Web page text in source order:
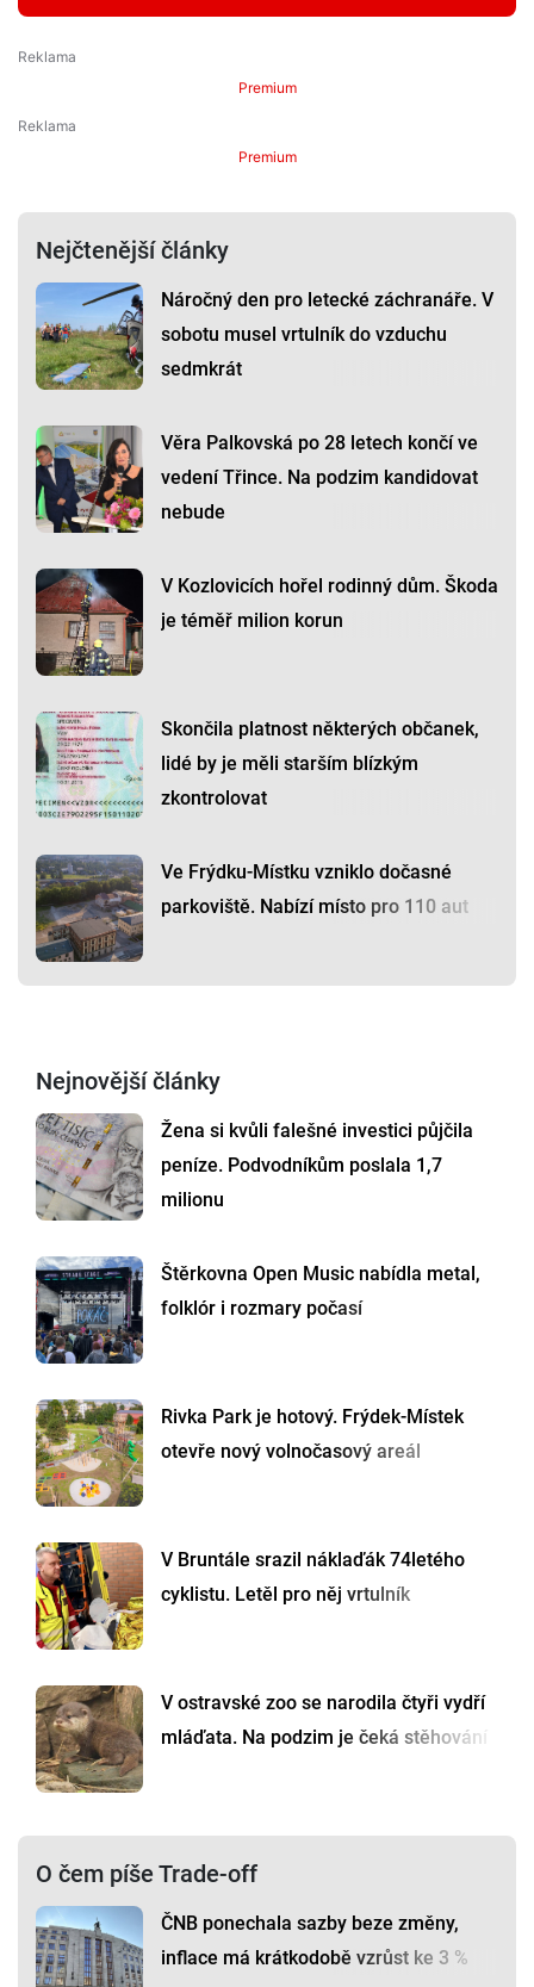
Premium
Premium
Nejčtenější články
Náročný den pro letecké záchranáře. V
sobotu musel vrtulník do vzduchu
sedmkrát
Věra Palkovská po 28 letech končí ve
vedení Třince. Na podzim kandidovat
nebude
V Kozlovicích hořel rodinný dům. Škoda
je téměř milion korun
Skončila platnost některých občanek,
lidé by je měli starším blízkým
zkontrolovat
Ve Frýdku-Místku vzniklo dočasné
parkoviště. Nabízí místo pro 110 aut
Nejnovější články
Žena si kvůli falešné investici půjčila
peníze. Podvodníkům poslala 1,7
milionu
Štěrkovna Open Music nabídla metal,
folklór i rozmary počasí
Rivka Park je hotový. Frýdek-Místek
otevře nový volnočasový areál
V Bruntále srazil náklaďák 74letého
cyklistu. Letěl pro něj vrtulník
V ostravské zoo se narodila čtyři vydří
mláďata. Na podzim je čeká stěhování
O čem píše Trade-off
ČNB ponechala sazby beze změny,
inflace má krátkodobě vzrůst ke 3 %